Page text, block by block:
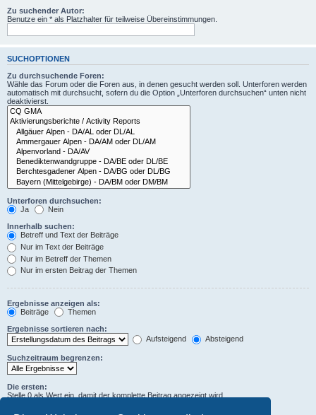
Zu suchender Autor:
Benutze ein * als Platzhalter für teilweise Übereinstimmungen.
SUCHOPTIONEN
Zu durchsuchende Foren:
Wähle das Forum oder die Foren aus, in denen gesucht werden soll. Unterforen werden
automatisch mit durchsucht, sofern du die Option „Unterforen durchsuchen“ unten nicht
deaktivierst.
Unterforen durchsuchen:
Ja
Nein
Innerhalb suchen:
Betreff und Text der Beiträge
Nur im Text der Beiträge
Nur im Betreff der Themen
Nur im ersten Beitrag der Themen
Ergebnisse anzeigen als:
Beiträge
Themen
Ergebnisse sortieren nach:
Aufsteigend
Absteigend
Suchzeitraum begrenzen:
Die ersten:
Stelle 0 als Wert ein, damit der komplette Beitrag angezeigt wird.